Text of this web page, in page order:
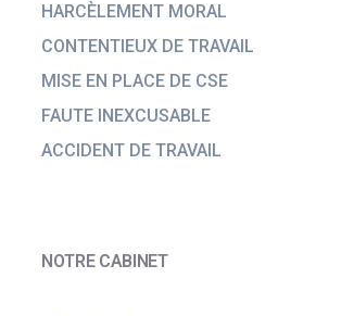
HARCÈLEMENT MORAL
CONTENTIEUX DE TRAVAIL
MISE EN PLACE DE CSE
FAUTE INEXCUSABLE
ACCIDENT DE TRAVAIL
NOTRE CABINET